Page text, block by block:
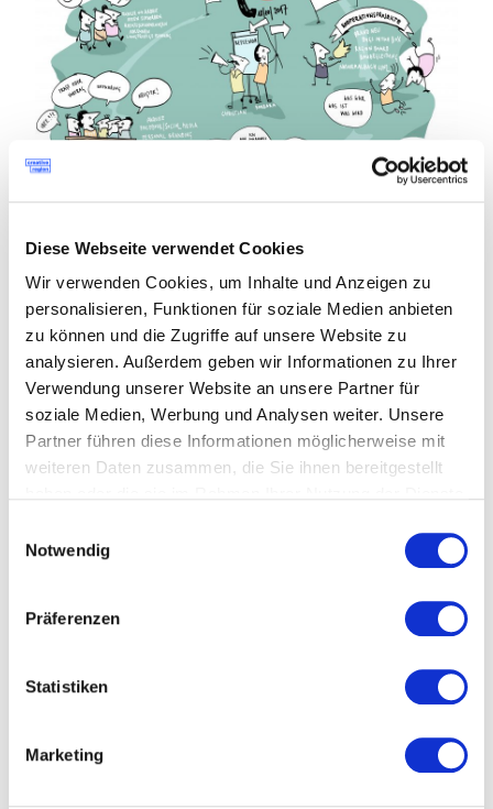
Diese Webseite verwendet Cookies
Wir verwenden Cookies, um Inhalte und Anzeigen zu
personalisieren, Funktionen für soziale Medien anbieten
zu können und die Zugriffe auf unsere Website zu
analysieren. Außerdem geben wir Informationen zu Ihrer
Verwendung unserer Website an unsere Partner für
soziale Medien, Werbung und Analysen weiter. Unsere
Partner führen diese Informationen möglicherweise mit
weiteren Daten zusammen, die Sie ihnen bereitgestellt
Notwendig
Präferenzen
Statistiken
Marketing
Teil des ProjektesC hoch 3
Beitrag teilen auf auf
interessieren...